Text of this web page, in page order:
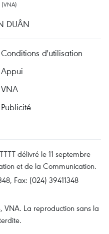
(VNA)
DUÂN
Conditions d'utilisation
Appui
VNA
Publicité
délivré le 11 septembre
et de la Communication.
Fax: (024) 39411348
La reproduction sans la